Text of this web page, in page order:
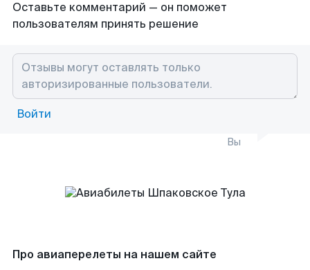
Оставьте комментарий — он поможет
пользователям принять решение
Войти
Вы
Про авиаперелеты на нашем сайте